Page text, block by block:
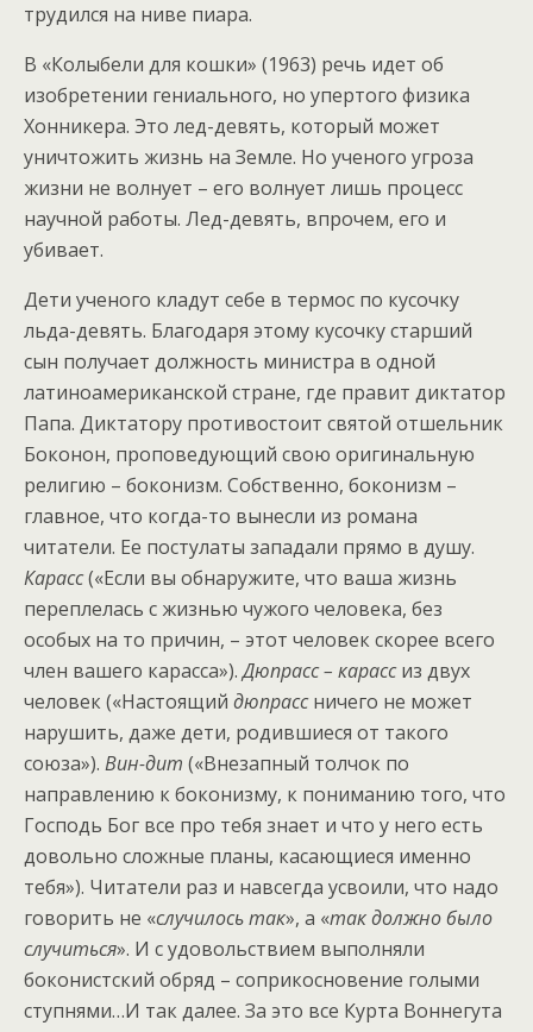
трудился на ниве пиара.
В «Колыбели для кошки» (1963) речь идет об
изобретении гениального, но упертого физика
Хонникера. Это лед-девять, который может
уничтожить жизнь на Земле. Но ученого угроза
жизни не волнует – его волнует лишь процесс
научной работы. Лед-девять, впрочем, его и
убивает.
Дети ученого кладут себе в термос по кусочку
льда-девять. Благодаря этому кусочку старший
сын получает должность министра в одной
латиноамериканской стране, где правит диктатор
Папа. Диктатору противостоит святой отшельник
Боконон, проповедующий свою оригинальную
религию – боконизм. Собственно, боконизм –
главное, что когда-то вынесли из романа
читатели. Ее постулаты западали прямо в душу.
Карасс(«Если вы обнаружите, что ваша жизнь
переплелась с жизнью чужого человека, без
особых на то причин, – этот человек скорее всего
член вашего карасса»).Дюпрасс – карассиз двух
человек («Настоящий дюпрассничего не может
нарушить, даже дети, родившиеся от такого
союза»). Вин-дит («Внезапный толчок по
направлению к боконизму, к пониманию того, что
Господь Бог все про тебя знает и что у него есть
довольно сложные планы, касающиеся именно
тебя»). Читатели раз и навсегда усвоили, что надо
говорить не «случилось так», а «так должно было
случиться». И с удовольствием выполняли
боконистский обряд – соприкосновение голыми
ступнями…И так далее. За это все Курта Воннегута